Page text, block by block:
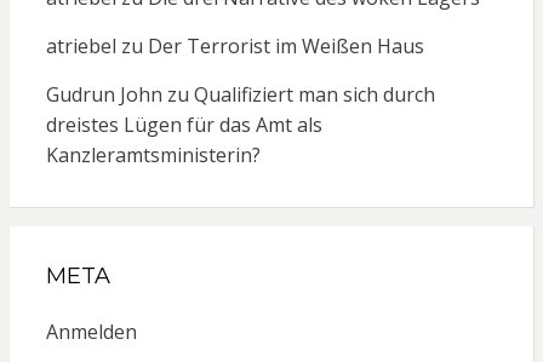
atriebel zu Der Terrorist im Weißen Haus
Gudrun John zu Qualifiziert man sich durch
dreistes Lügen für das Amt als
Kanzleramtsministerin?
META
Anmelden